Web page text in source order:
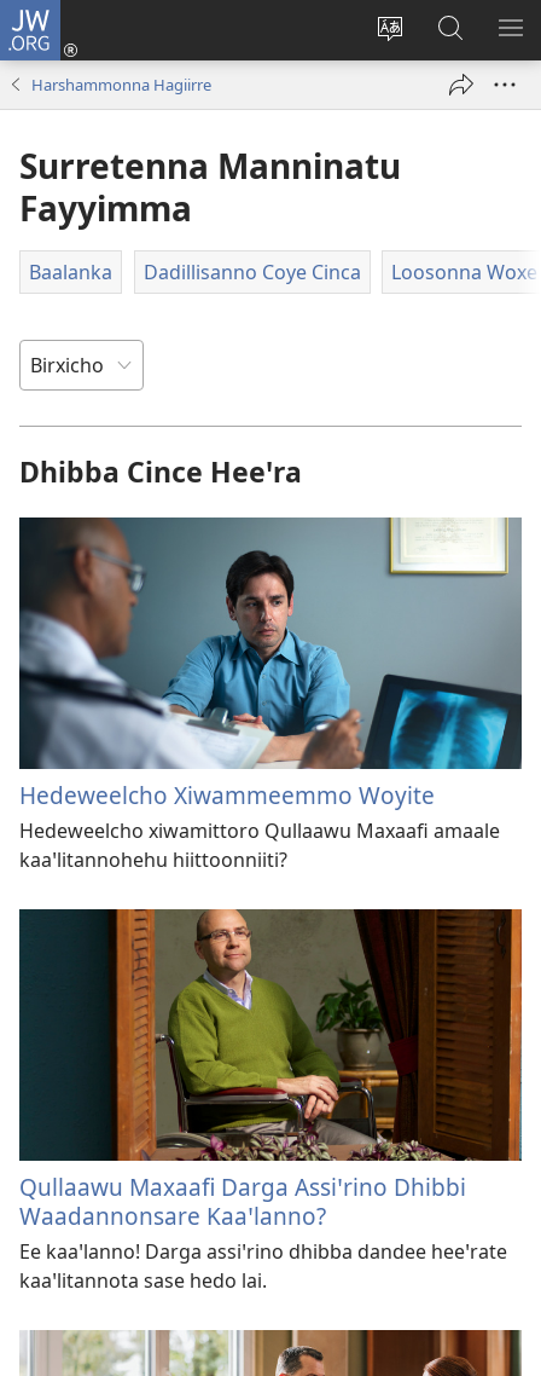
JW.ORG
Webisayitete
(opens
JW.ORG
Aana
Hasiꞌri
Harshammonna Hagiirre
Surretenna Manninatu
Fayyimma
Baalanka Dadillisanno Coye Cinca Loosonna Woxe
Dhibba Cince Heeꞌra
Hedeweelcho Xiwammeemmo Woyite
Hedeweelcho xiwamittoro Qullaawu Maxaafi amaale
kaaꞌlitannohehu hiittoonniiti?
Qullaawu Maxaafi Darga Assiꞌrino Dhibbi
Waadannonsare Kaaꞌlanno?
Ee kaaꞌlanno! Darga assiꞌrino dhibba dandee heeꞌrate
kaaꞌlitannota sase hedo lai.